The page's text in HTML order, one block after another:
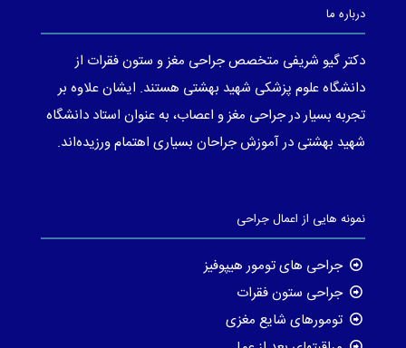
درباره ما
دکتر گیو شریفی متخصص جراحی مغز و ستون فقرات از
دانشگاه علوم پزشکی شهید بهشتی هستند. ایشان علاوه بر
تجربه بسیار در جراحی مغز و اعصاب، به عنوان استاد دانشگاه
شهید بهشتی در آموزش جراحان بسیاری اهتمام ورزیده‌اند.
نمونه هایی از اعمال جراحی
جراحی های تومور هیپوفیز
جراحی ستون فقرات
تومورهای شایع مغزی